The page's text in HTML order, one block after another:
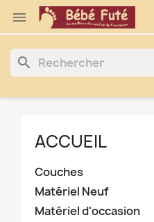

search
ACCUEIL
Couches
Matériel Neuf
Matériel d'occasion